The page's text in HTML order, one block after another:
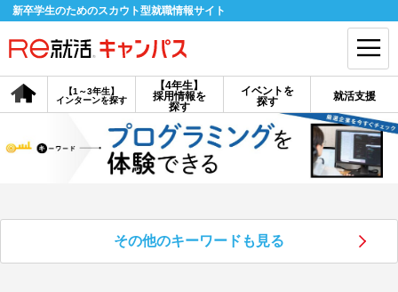
新卒学生のためのスカウト型就職情報サイト
【4年生】
採用情報を
探す
【1～3年生】
インターンを探す
イベントを
探す
就活支援
会員登録 ログイン
会員ID・パスワードを忘れた方はこちら
採用情報を探す
説明会を探す
インターンを探す
その他のキーワードも見る